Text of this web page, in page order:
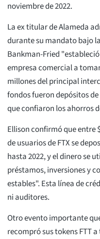
noviembre de 2022.
La ex titular de Alameda
durante su mandato bajo
Bankman-Fried
empresa comercial a
millones del principal
fondos fueron depósitos
que confiaron los ahorros
Ellison confirmó que entre
de usuarios de FTX se
hasta 2022, y el dinero se
préstamos, inversiones y
estables". Esta línea de
ni auditores.
Otro evento importante
recompró sus tokens FTT